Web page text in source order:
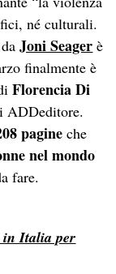
né culturali.
daJoni Seager è
finalmente è
Florencia Di
ADDeditore.
pagineche
nel mondo
fare.
in Italia per